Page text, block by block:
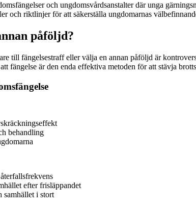
och ungdomsvårdsanstalter där unga
och riktlinjer för att säkerställa ungdomarnas
påföljd?
till fängelsestraff eller välja en annan påföljd är
fängelse är den enda effektiva metoden för att stävja
behandling
efter frisläppandet
samhället i stort